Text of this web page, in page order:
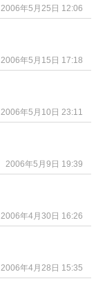
2006年5月25日 12:06
2006年5月15日 17:18
2006年5月10日 23:11
2006年5月9日 19:39
2006年4月30日 16:26
2006年4月28日 15:35